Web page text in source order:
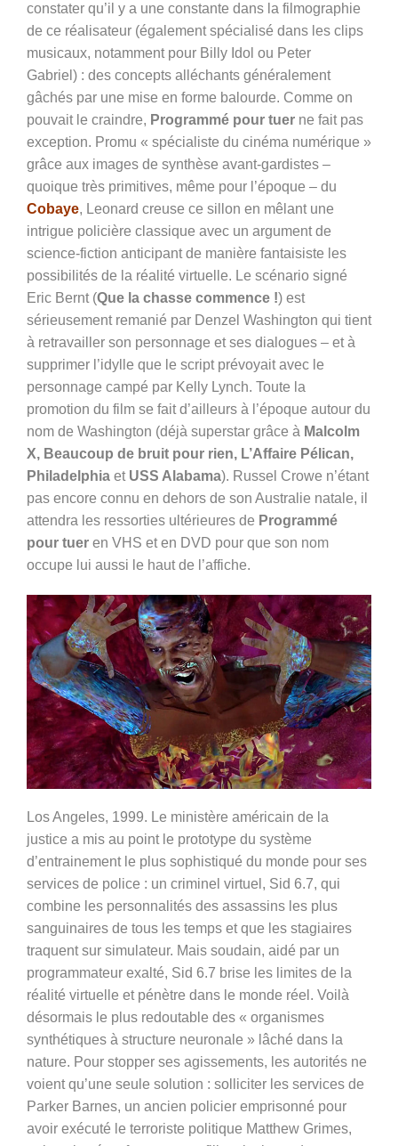
constater qu’il y a une constante dans la filmographie
de ce réalisateur (également spécialisé dans les clips
musicaux, notamment pour Billy Idol ou Peter
Gabriel) : des concepts alléchants généralement
gâchés par une mise en forme balourde. Comme on
pouvait le craindre, Programmé pour tuer ne fait pas
exception. Promu « spécialiste du cinéma numérique »
grâce aux images de synthèse avant-gardistes –
quoique très primitives, même pour l’époque – du
Cobaye, Leonard creuse ce sillon en mêlant une
intrigue policière classique avec un argument de
science-fiction anticipant de manière fantaisiste les
possibilités de la réalité virtuelle. Le scénario signé
Eric Bernt (Que la chasse commence !) est
sérieusement remanié par Denzel Washington qui tient
à retravailler son personnage et ses dialogues – et à
supprimer l’idylle que le script prévoyait avec le
personnage campé par Kelly Lynch. Toute la
promotion du film se fait d’ailleurs à l’époque autour du
nom de Washington (déjà superstar grâce à Malcolm
X, Beaucoup de bruit pour rien, L’Affaire Pélican,
Philadelphia etUSS Alabama). Russel Crowe n’étant
pas encore connu en dehors de son Australie natale, il
attendra les ressorties ultérieures de Programmé
pour tuer en VHS et en DVD pour que son nom
occupe lui aussi le haut de l’affiche.
Los Angeles, 1999. Le ministère américain de la
justice a mis au point le prototype du système
d’entrainement le plus sophistiqué du monde pour ses
services de police : un criminel virtuel, Sid 6.7, qui
combine les personnalités des assassins les plus
sanguinaires de tous les temps et que les stagiaires
traquent sur simulateur. Mais soudain, aidé par un
programmateur exalté, Sid 6.7 brise les limites de la
réalité virtuelle et pénètre dans le monde réel. Voilà
désormais le plus redoutable des « organismes
synthétiques à structure neuronale » lâché dans la
nature. Pour stopper ses agissements, les autorités ne
voient qu’une seule solution : solliciter les services de
Parker Barnes, un ancien policier emprisonné pour
avoir exécuté le terroriste politique Matthew Grimes,